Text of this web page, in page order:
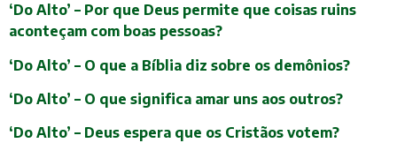
‘Do Alto’ – Por que Deus permite que coisas ruins
aconteçam com boas pessoas?
‘Do Alto’ – O que a Bíblia diz sobre os demônios?
‘Do Alto’ – O que significa amar uns aos outros?
‘Do Alto’ – Deus espera que os Cristãos votem?